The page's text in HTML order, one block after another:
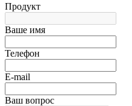
Продукт
Ваше имя
Телефон
E-mail
Ваш вопрос